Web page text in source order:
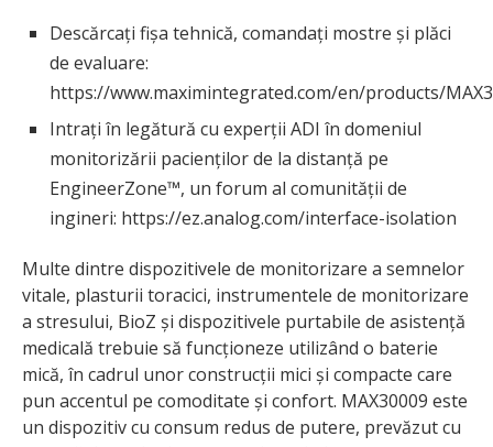
Descărcați fișa tehnică, comandați mostre și plăci
de evaluare:
https://www.maximintegrated.com/en/products/
Intrați în legătură cu experții ADI în domeniul
monitorizării pacienților de la distanță pe
EngineerZone™, un forum al comunității de
ingineri: https://ez.analog.com/interface-isolation
Multe dintre dispozitivele de monitorizare a semnelor
vitale, plasturii toracici, instrumentele de monitorizare
a stresului, BioZ și dispozitivele purtabile de asistență
medicală trebuie să funcționeze utilizând o baterie
mică, în cadrul unor construcții mici și compacte care
pun accentul pe comoditate și confort. MAX30009 este
un dispozitiv cu consum redus de putere, prevăzut cu